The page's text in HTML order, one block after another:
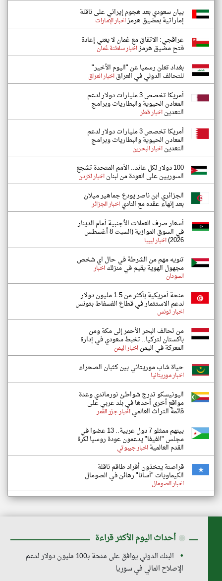
بيان سعودي بعد هجوم إيراني على ناقلة
إماراتية بمضيق هرمزاخبار الإمارات
عراقجي: الاتفاق مع عُمان لا يعني إعادة
فتح مضيق هرمزاخبار سلطنة عُمان
بغداد تعلن رسميا عن "اليوم الأخير"
للتحالف الدولي في العراقاخبار العراق
أمريكا تخصص 3 مليارات دولار لدعم
المعادن الحيوية والبطاريات وبرامج
التعديناخبار قطر
أمريكا تخصص 3 مليارات دولار لدعم
المعادن الحيوية والبطاريات وبرامج
التعديناخبار البحرين
100 دولار لكل عائد.. الأمم المتحدة تشجع
السوريين على العودة من لبناناخبار الاردن
الجزائري ابن ناصر يودع جماهير ميلان
بعد إنهاء عقده مع النادياخبار الجزائر
أسعار صرف العملات الأجنبية أمام الدينار
في السوق الموازية (السبت 8 أغسطس
2026) اخبار ليبيا
تنويه مهم من الشرطة في حال اي شخص
مجهول الهوية يقيم في منزلكاخبار
السودان
منحة أمريكية بأكثر من 1.5 مليون دولار
لدعم الاستثمار في قطاع الفسفاط بتونس
اخبار تونس
من تحالف البحر الأحمر إلى مكة ومن
باكستان لتركيا.. تخبط سعودي في إدارة
المعركة في اليمناخبار اليمن
حياة شاب موريتاني بين كثبان الصحراء
اخبار موريتانيا
اليونيسكو تدرج شواطئ نورماندي وعدة
مواقع أخرى أحدها في بلد عربي على
قائمة التراث العالمياخبار جزر القمر
بينهم ممثلو 7 دول عربية.. 13 عضوا في
مجلس "الفيفا" يدعمون عودة روسيا لكرة
القدم العالميةاخبار جيبوتي
قراصنة يتخذون أفراد طاقم ناقلة
الكيماويات "أسانا" رهائن في الصومال
اخبار الصومال
◉ أحداث اليوم الأكثر قراءة
البنك الدولي يوافق على منحة بـ100 مليون دولار لدعم
الإصلاح المالي في سوريا